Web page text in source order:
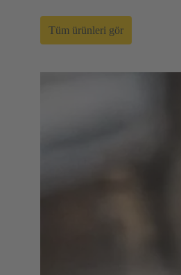
Tüm ürünleri gör